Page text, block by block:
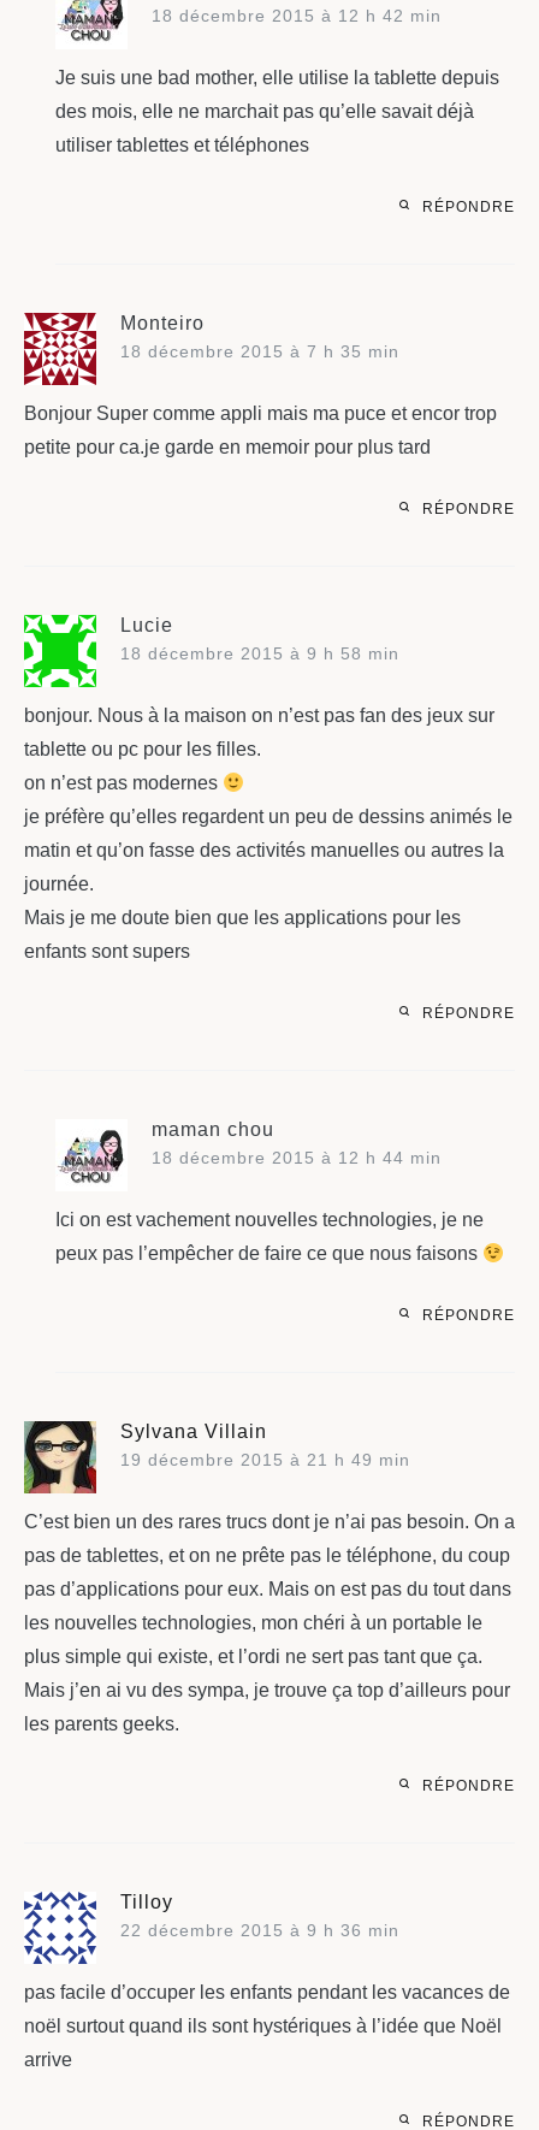
18 décembre 2015 à 12 h 42 min
Je suis une bad mother, elle utilise la tablette depuis
des mois, elle ne marchait pas qu’elle savait déjà
utiliser tablettes et téléphones
RÉPONDRE
Monteiro
18 décembre 2015 à 7 h 35 min
Bonjour Super comme appli mais ma puce et encor trop
petite pour ca.je garde en memoir pour plus tard
RÉPONDRE
Lucie
18 décembre 2015 à 9 h 58 min
bonjour. Nous à la maison on n’est pas fan des jeux sur
tablette ou pc pour les filles.
on n’est pas modernes
je préfère qu’elles regardent un peu de dessins animés le
matin et qu’on fasse des activités manuelles ou autres la
journée.
Mais je me doute bien que les applications pour les
enfants sont supers
RÉPONDRE
maman chou
18 décembre 2015 à 12 h 44 min
Ici on est vachement nouvelles technologies, je ne
peux pas l’empêcher de faire ce que nous faisons
RÉPONDRE
Sylvana Villain
19 décembre 2015 à 21 h 49 min
C’est bien un des rares trucs dont je n’ai pas besoin. On a
pas de tablettes, et on ne prête pas le téléphone, du coup
pas d’applications pour eux. Mais on est pas du tout dans
les nouvelles technologies, mon chéri à un portable le
plus simple qui existe, et l’ordi ne sert pas tant que ça.
Mais j’en ai vu des sympa, je trouve ça top d’ailleurs pour
les parents geeks.
RÉPONDRE
Tilloy
22 décembre 2015 à 9 h 36 min
pas facile d’occuper les enfants pendant les vacances de
noël surtout quand ils sont hystériques à l’idée que Noël
arrive
RÉPONDRE